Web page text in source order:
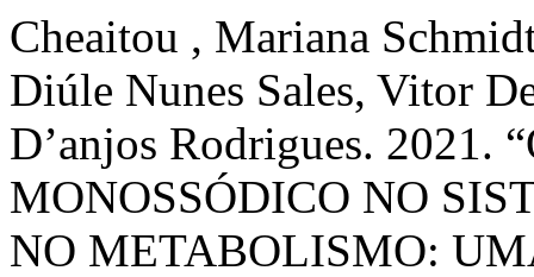
Cheaitou , Mariana
Diúle Nunes Sales, Vitor
D’anjos Rodrigues. 2021.
MONOSSÓDICO NO
NO METABOLISMO: